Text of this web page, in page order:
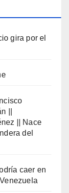
gira por el
||
|| Nace
del
caer en